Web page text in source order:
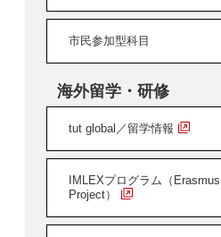
市民参加型科目
海外留学・研修
tut global／留学情報
IMLEXプログラム（
Project）